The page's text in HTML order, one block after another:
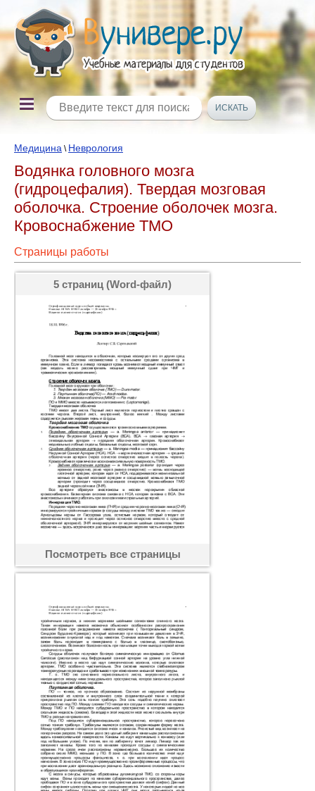
Медицина \ Неврология
Водянка головного мозга
(гидроцефалия). Твердая мозговая
оболочка. Строение оболочек мозга.
Кровоснабжение ТМО
Страницы работы
5 страниц (Word-файл)
Посмотреть все страницы